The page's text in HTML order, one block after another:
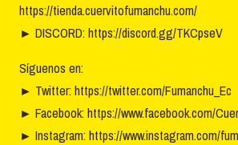
https://tienda.cuervitofumanchu.com/
► DISCORD: https://discord.gg/TKCpseV
Síguenos en:
► Twitter: https://twitter.com/Fumanchu_Ec
► Facebook: https://www.facebook.com/
► Instagram: https://www.instagram.com/